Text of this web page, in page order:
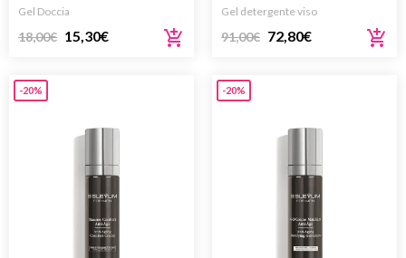
Gel Doccia
18,00€ 15,30€
125ML
Gel detergente viso
91,00€ 72,80€
-20% -20%